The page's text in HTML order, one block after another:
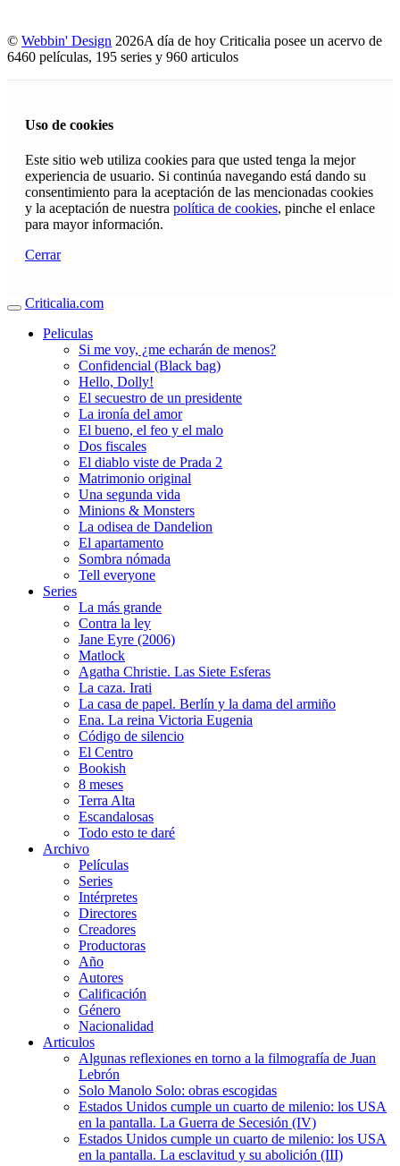
© Webbin' Design 2026A día de hoy Criticalia posee un acervo de
6460 películas, 195 series y 960 articulos
Uso de cookies
Este sitio web utiliza cookies para que usted tenga la mejor
experiencia de usuario. Si continúa navegando está dando su
consentimiento para la aceptación de las mencionadas cookies
y la aceptación de nuestra política de cookies, pinche el enlace
para mayor información.
Cerrar
Criticalia.com
Peliculas
Si me voy, ¿me echarán de menos?
Confidencial (Black bag)
Hello, Dolly!
El secuestro de un presidente
La ironía del amor
El bueno, el feo y el malo
Dos fiscales
El diablo viste de Prada 2
Matrimonio original
Una segunda vida
Minions & Monsters
La odisea de Dandelion
El apartamento
Sombra nómada
Tell everyone
Series
La más grande
Contra la ley
Jane Eyre (2006)
Matlock
Agatha Christie. Las Siete Esferas
La caza. Irati
La casa de papel. Berlín y la dama del armiño
Ena. La reina Victoria Eugenia
Código de silencio
El Centro
Bookish
8 meses
Terra Alta
Escandalosas
Todo esto te daré
Archivo
Películas
Series
Intérpretes
Directores
Creadores
Productoras
Año
Autores
Calificación
Género
Nacionalidad
Articulos
Algunas reflexiones en torno a la filmografía de Juan
Lebrón
Solo Manolo Solo: obras escogidas
Estados Unidos cumple un cuarto de milenio: los USA
en la pantalla. La Guerra de Secesión (IV)
Estados Unidos cumple un cuarto de milenio: los USA
en la pantalla. La esclavitud y su abolición (III)